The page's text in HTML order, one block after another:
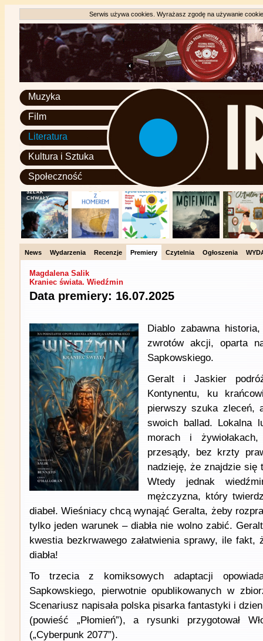
Serwis używa cookies. Wyrażasz zgodę na używanie
Muzyka
Film
Literatura
Kultura i Sztuka
Społeczność
News Wydarzenia Recenzje Premiery Czytelnia Ogłoszenia
Magdalena Salik
Kraniec świata. Wiedźmin
Data premiery: 16.07.2025
Diablo zabawna
zwrotów akcji, oparta
Sapkowskiego.
Geralt i Jaskier
Kontynentu, ku
pierwszy szuka zleceń,
swoich ballad. Lokalna
morach i
przesądy, bez krzty
nadzieję, że znajdzie się
Wtedy jednak
mężczyzna, który
diabeł. Wieśniacy chcą wynająć Geralta, żeby
tylko jeden warunek – diabła nie wolno zabić.
kwestia bezkrwawego załatwienia sprawy, ile fakt,
diabła!
To trzecia z komiksowych adaptacji
Sapkowskiego, pierwotnie opublikowanych w
Scenariusz napisała polska pisarka fantastyki i
(powieść „Płomień”), a rysunki przygotował
(„Cyberpunk 2077”).